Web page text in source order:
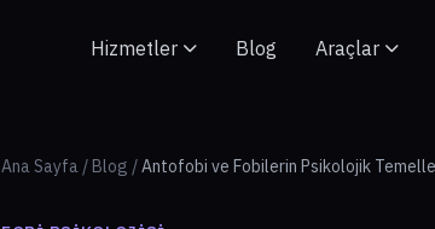
Hizmetler Blog Araçlar
Ana Sayfa / Blog /Antofobi ve Fobilerin Psikolojik